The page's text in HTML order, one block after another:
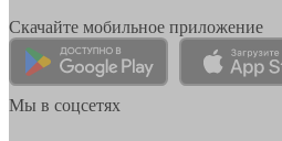
Скачайте мобильное приложение
Мы в соцсетях